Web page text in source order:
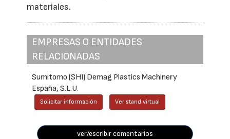
materiales.
EMPRESAS O ENTIDADES
RELACIONADAS
Sumitomo (SHI) Demag Plastics Machinery
España, S.L.U.
Solicitar información Ver stand virtual
ver/escribir comentarios